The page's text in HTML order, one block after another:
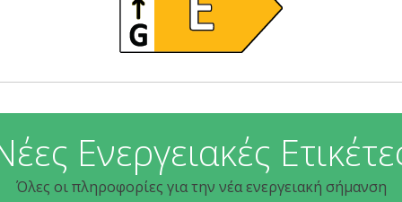
Ενεργειακές
Όλες οι πληροφορίες για την νέα ενεργειακή σήμανση